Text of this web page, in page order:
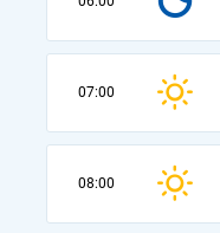
07:00
08:00